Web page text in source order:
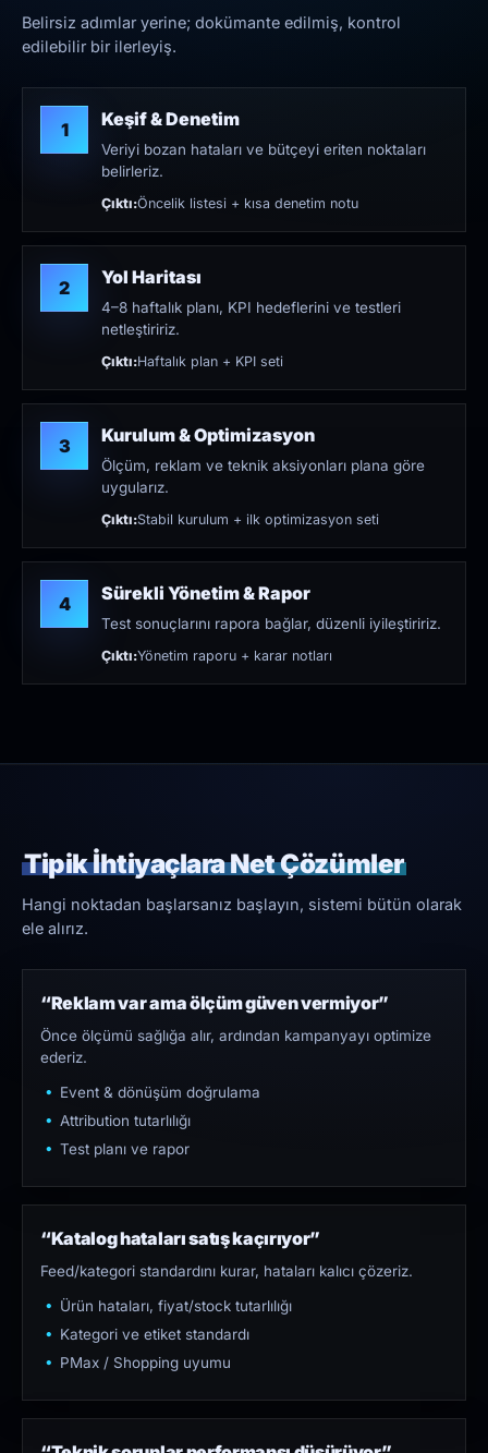
Belirsiz adımlar yerine; dokümante edilmiş, kontrol
edilebilir bir ilerleyiş.
1 Keşif & Denetim
Veriyi bozan hataları ve bütçeyi eriten noktaları
belirleriz.
Çıktı:Öncelik listesi + kısa denetim notu
2 Yol Haritası
4–8 haftalık planı, KPI hedeflerini ve testleri
netleştiririz.
Çıktı:Haftalık plan + KPI seti
3 Kurulum & Optimizasyon
Ölçüm, reklam ve teknik aksiyonları plana göre
uygularız.
Çıktı:Stabil kurulum + ilk optimizasyon seti
4 Sürekli Yönetim & Rapor
Test sonuçlarını rapora bağlar, düzenli iyileştiririz.
Çıktı:Yönetim raporu + karar notları
Tipik İhtiyaçlara Net Çözümler
Hangi noktadan başlarsanız başlayın, sistemi bütün olarak
ele alırız.
“Reklam var ama ölçüm güven vermiyor”
Önce ölçümü sağlığa alır, ardından kampanyayı optimize
ederiz.
Event & dönüşüm doğrulama
Attribution tutarlılığı
Test planı ve rapor
“Katalog hataları satış kaçırıyor”
Feed/kategori standardını kurar, hataları kalıcı çözeriz.
Ürün hataları, fiyat/stock tutarlılığı
Kategori ve etiket standardı
PMax / Shopping uyumu